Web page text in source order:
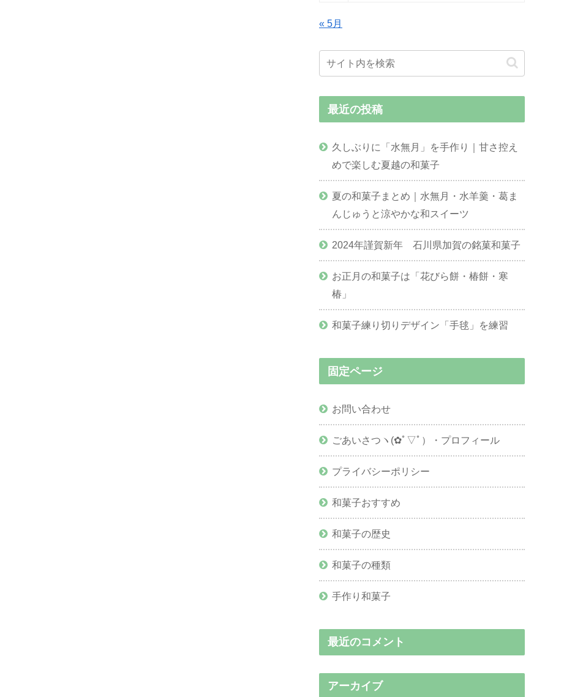
« 5月
最近の投稿
久しぶりに「水無月」を手作り｜甘さ控え
めで楽しむ夏越の和菓子
夏の和菓子まとめ｜水無月・水羊羹・葛ま
んじゅうと涼やかな和スイーツ
2024年謹賀新年 石川県加賀の銘菓和菓子
お正月の和菓子は「花びら餅・椿餅・寒
椿」
和菓子練り切りデザイン「手毬」を練習
固定ページ
お問い合わせ
ごあいさつヽ(✿ﾟ▽ﾟ）・プロフィール
プライバシーポリシー
和菓子おすすめ
和菓子の歴史
和菓子の種類
手作り和菓子
最近のコメント
アーカイブ